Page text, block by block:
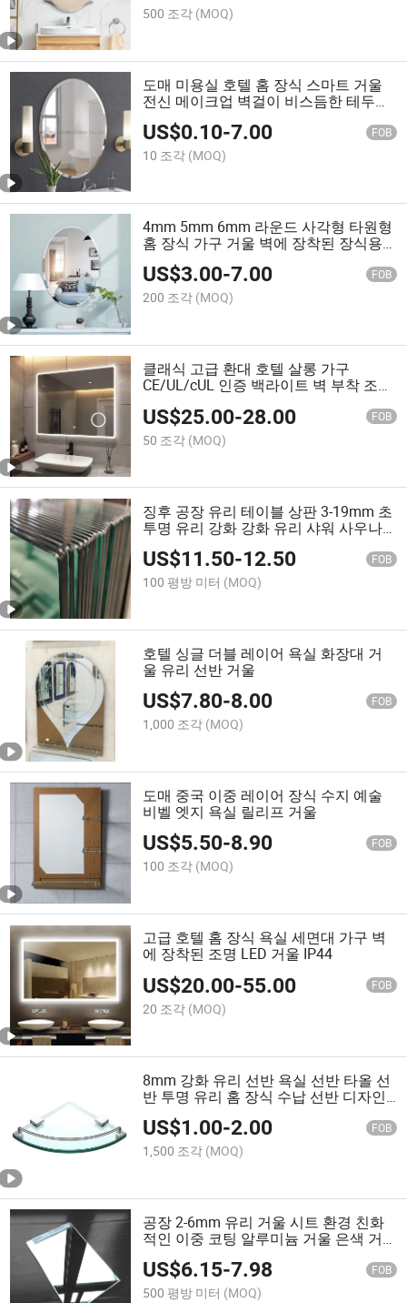
500 조각 (MOQ)
도매 미용실 호텔 홈 장식 스마트 거울
전신 메이크업 벽걸이 비스듬한 테두리
프레임 없는 드레싱 화장대 욕실 거울
US$0.10-7.00 FOB
10 조각 (MOQ)
4mm 5mm 6mm 라운드 사각형 타원형
홈 장식 가구 거울 벽에 장착된 장식용
베벨 욕실 거울 욕실 평범한 화장대 메
이크업 거울
US$3.00-7.00 FOB
200 조각 (MOQ)
클래식 고급 환대 호텔 살롱 가구
CE/UL/cUL 인증 백라이트 벽 부착 조명
거기
US$25.00-28.00 FOB
50 조각 (MOQ)
징후 공장 유리 테이블 상판 3-19mm 초
투명 유리 강화 강화 유리 샤워 사우나
US$11.50-12.50 FOB
100 평방 미터 (MOQ)
호텔 싱글 더블 레이어 욕실 화장대 거
울 유리 선반 거울
US$7.80-8.00 FOB
1,000 조각 (MOQ)
도매 중국 이중 레이어 장식 수지 예술
비벨 엣지 욕실 릴리프 거울
US$5.50-8.90 FOB
100 조각 (MOQ)
고급 호텔 홈 장식 욕실 세면대 가구 벽
에 장착된 조명 LED 거울 IP44
US$20.00-55.00 FOB
20 조각 (MOQ)
8mm 강화 유리 선반 욕실 선반 타올 선
반 투명 유리 홈 장식 수납 선반 디자인
유리 컬러 유리
US$1.00-2.00 FOB
1,500 조각 (MOQ)
공장 2-6mm 유리 거울 시트 환경 친화
적인 이중 코팅 알루미늄 거울 은색 거
울 구리 없는 거울 가정용 응용 프로그
램
US$6.15-7.98 FOB
500 평방 미터 (MOQ)